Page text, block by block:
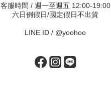
客服時間 / 週一至週五 12:00-19:00
六日例假日/國定假日不出貨
LINE ID / @yoohoo